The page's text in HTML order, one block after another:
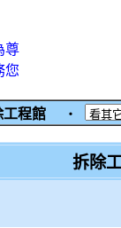
尊
您
工程館 ‧
拆除